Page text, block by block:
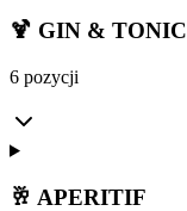
🍹 GIN & TONIC
6 pozycji
🥂 APERITIF